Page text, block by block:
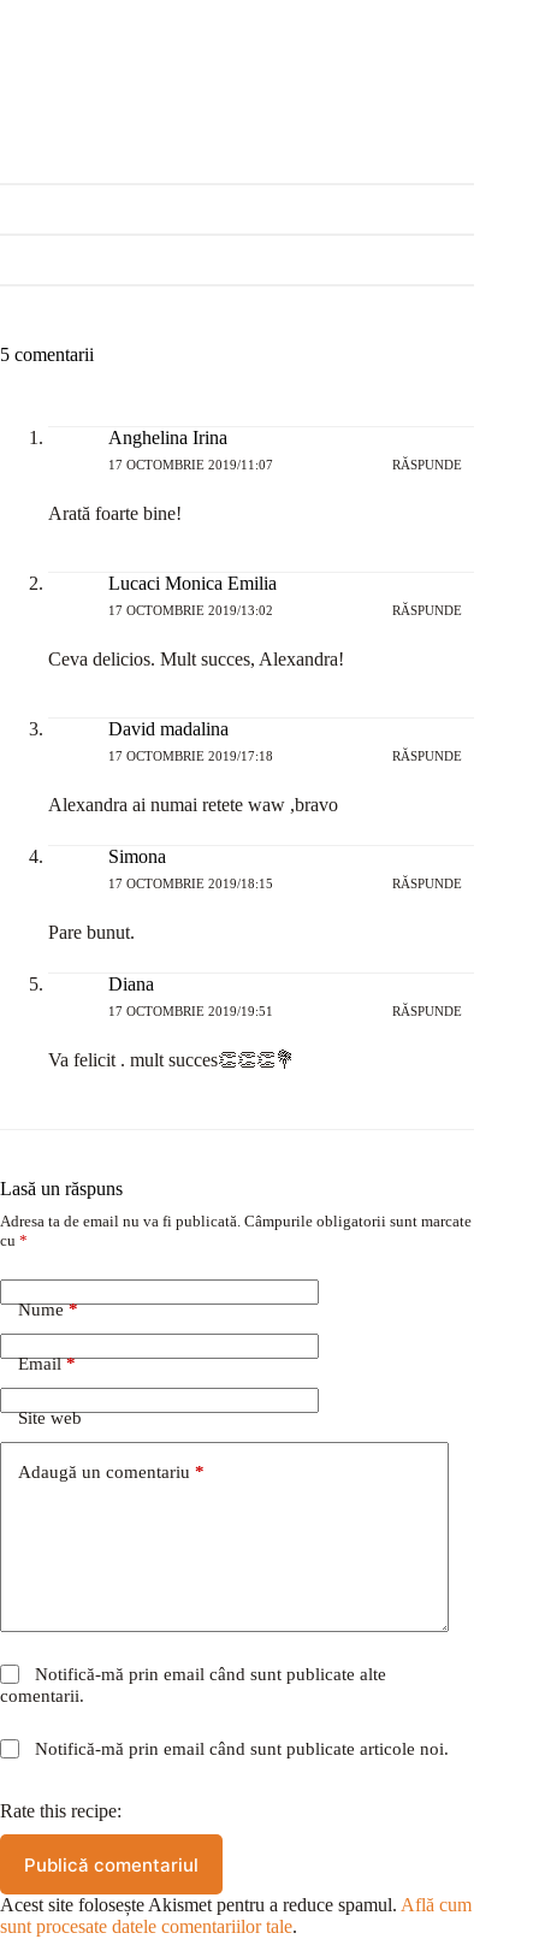
5 comentarii
Anghelina Irina
17 OCTOMBRIE 2019/11:07 RĂSPUNDE
Arată foarte bine!
Lucaci Monica Emilia
17 OCTOMBRIE 2019/13:02 RĂSPUNDE
Ceva delicios. Mult succes, Alexandra!
David madalina
17 OCTOMBRIE 2019/17:18 RĂSPUNDE
Alexandra ai numai retete waw ,bravo
Simona
17 OCTOMBRIE 2019/18:15 RĂSPUNDE
Pare bunut.
Diana
17 OCTOMBRIE 2019/19:51 RĂSPUNDE
Va felicit . mult succes👏👏👏💐
Lasă un răspuns
Adresa ta de email nu va fi publicată. Câmpurile obligatorii sunt marcate
cu *
Nume*
Email*
Site web
Adaugă un comentariu *
Notifică-mă prin email când sunt publicate alte
comentarii.
Notifică-mă prin email când sunt publicate articole noi.
Rate this recipe:
Publică comentariul
Acest site folosește Akismet pentru a reduce spamul. Află cum
sunt procesate datele comentariilor tale.